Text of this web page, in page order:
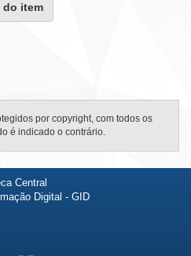
do item
por copyright, com todos os
é indicado o contrário.
Central
Digital - GID